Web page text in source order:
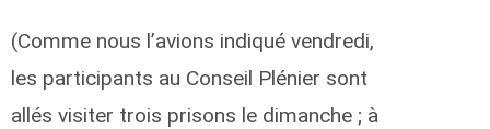
(Comme nous l’avions indiqué vendredi,
les participants au Conseil Plénier sont
allés visiter trois prisons le dimanche ; à